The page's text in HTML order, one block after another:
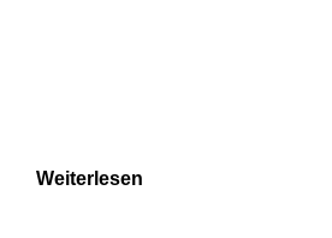
Weiterlesen